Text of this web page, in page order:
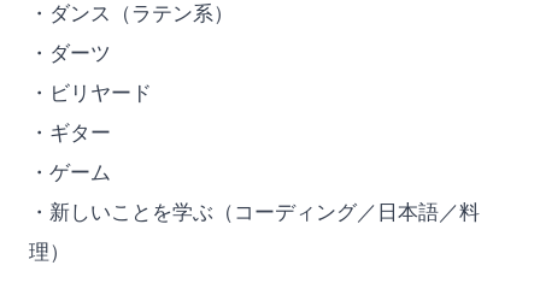
・ダンス（ラテン系）
・ダーツ
・ビリヤード
・ギター
・ゲーム
・新しいことを学ぶ（コーディング／日本語／料
理）